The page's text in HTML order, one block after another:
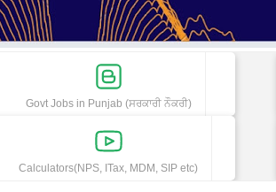
Govt Jobs in Punjab (ਸਰਕਾਰੀ ਨੌਕਰੀ)
Calculators(NPS, ITax, MDM, SIP etc)